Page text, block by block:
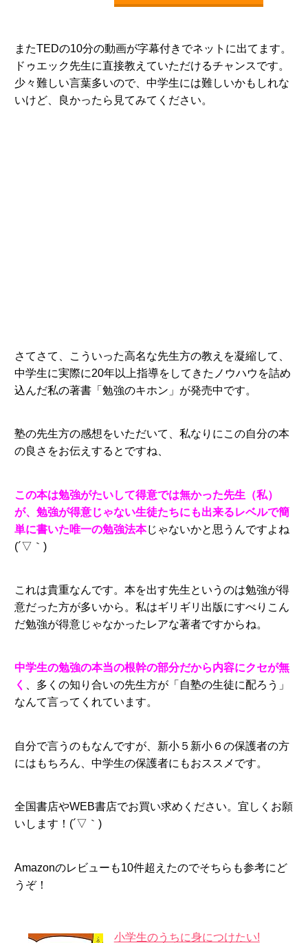
またTEDの10分の動画が字幕付きでネットに出てます。
ドゥエック先生に直接教えていただけるチャンスです。
少々難しい言葉多いので、中学生には難しいかもしれな
いけど、良かったら見てみてください。
さてさて、こういった高名な先生方の教えを凝縮して、
中学生に実際に20年以上指導をしてきたノウハウを詰め
込んだ私の著書「勉強のキホン」が発売中です。
塾の先生方の感想をいただいて、私なりにこの自分の本
の良さをお伝えするとですね、
この本は勉強がたいして得意では無かった先生（私）
が、勉強が得意じゃない生徒たちにも出来るレベルで簡
単に書いた唯一の勉強法本じゃないかと思うんですよね
(´▽｀)
これは貴重なんです。本を出す先生というのは勉強が得
意だった方が多いから。私はギリギリ出版にすべりこん
だ勉強が得意じゃなかったレアな著者ですからね。
中学生の勉強の本当の根幹の部分だから内容にクセが無
く
、多くの知り合いの先生方が「自塾の生徒に配ろう」
なんて言ってくれています。
自分で言うのもなんですが、新小５新小６の保護者の方
にはもちろん、中学生の保護者にもおススメです。
全国書店やWEB書店でお買い求めください。宜しくお願
いします！(´▽｀)
Amazonのレビューも10件超えたのでそちらも参考にど
うぞ！
小学生のうちに身につけたい!